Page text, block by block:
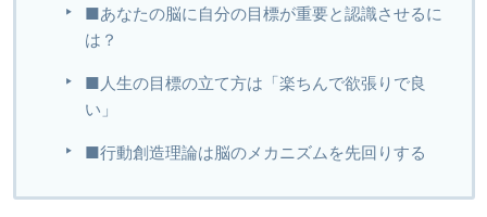
■あなたの脳に自分の目標が重要と認識させるに
は？
■人生の目標の立て方は「楽ちんで欲張りで良
い」
■行動創造理論は脳のメカニズムを先回りする